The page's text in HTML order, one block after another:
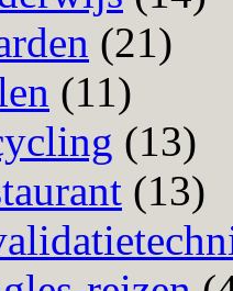
(21)
(11)
(13)
(13)